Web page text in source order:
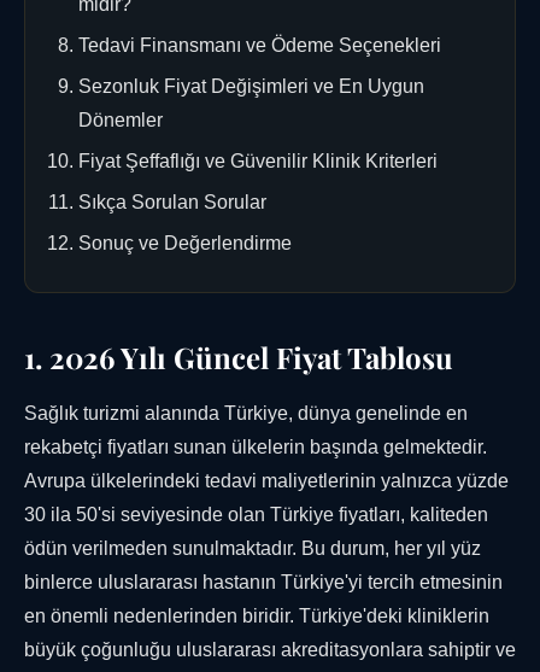
midir?
Tedavi Finansmanı ve Ödeme Seçenekleri
Sezonluk Fiyat Değişimleri ve En Uygun
Dönemler
Fiyat Şeffaflığı ve Güvenilir Klinik Kriterleri
Sıkça Sorulan Sorular
Sonuç ve Değerlendirme
1. 2026 Yılı Güncel Fiyat Tablosu
Sağlık turizmi alanında Türkiye, dünya genelinde en
rekabetçi fiyatları sunan ülkelerin başında gelmektedir.
Avrupa ülkelerindeki tedavi maliyetlerinin yalnızca yüzde
30 ila 50'si seviyesinde olan Türkiye fiyatları, kaliteden
ödün verilmeden sunulmaktadır. Bu durum, her yıl yüz
binlerce uluslararası hastanın Türkiye'yi tercih etmesinin
en önemli nedenlerinden biridir. Türkiye'deki kliniklerin
büyük çoğunluğu uluslararası akreditasyonlara sahiptir ve